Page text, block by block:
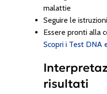
malattie
Seguire le
Essere pronti alla
Scopri i Test DNA
risultati